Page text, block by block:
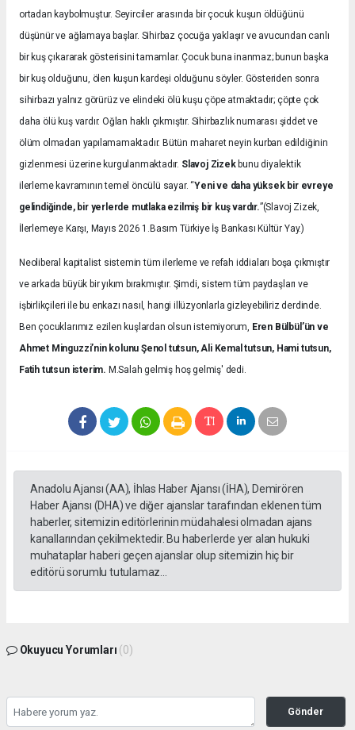
ortadan kaybolmuştur. Seyirciler arasında bir çocuk kuşun öldüğünü
düşünür ve ağlamaya başlar. Sihirbaz çocuğa yaklaşır ve avucundan canlı
bir kuş çıkararak gösterisini tamamlar. Çocuk buna inanmaz; bunun başka
bir kuş olduğunu, ölen kuşun kardeşi olduğunu söyler. Gösteriden sonra
sihirbazı yalnız görürüz ve elindeki ölü kuşu çöpe atmaktadır; çöpte çok
daha ölü kuş vardır. Oğlan haklı çıkmıştır. Sihirbazlık numarası şiddet ve
ölüm olmadan yapılamamaktadır. Bütün maharet neyin kurban edildiğinin
gizlenmesi üzerine kurgulanmaktadır. Slavoj Zizekbunu diyalektik
ilerleme kavramının temel öncülü sayar. “Yeni ve daha yüksek bir evreye
gelindiğinde, bir yerlerde mutlaka ezilmiş bir kuş vardır.”(Slavoj Zizek,
İlerlemeye Karşı, Mayıs 2026 1.Basım Türkiye İş Bankası Kültür Yay.)
Neoliberal kapitalist sistemin tüm ilerleme ve refah iddiaları boşa çıkmıştır
ve arkada büyük bir yıkım bırakmıştır. Şimdi, sistem tüm paydaşları ve
işbirlikçileri ile bu enkazı nasıl, hangi illüzyonlarla gizleyebiliriz derdinde.
Ben çocuklarımız ezilen kuşlardan olsun istemiyorum, Eren Bülbül’ün ve
Ahmet Minguzzi’nin kolunu Şenol tutsun, Ali Kemal tutsun, Hami tutsun,
Fatih tutsun isterim. M.Salah gelmiş hoş gelmiş' dedi.
Anadolu Ajansı (AA), İhlas Haber Ajansı (İHA), Demirören
Haber Ajansı (DHA) ve diğer ajanslar tarafından eklenen tüm
haberler, sitemizin editörlerinin müdahalesi olmadan ajans
kanallarından çekilmektedir. Bu haberlerde yer alan hukuki
muhataplar haberi geçen ajanslar olup sitemizin hiç bir
editörü sorumlu tutulamaz...
Okuyucu Yorumları (0)
Gönder